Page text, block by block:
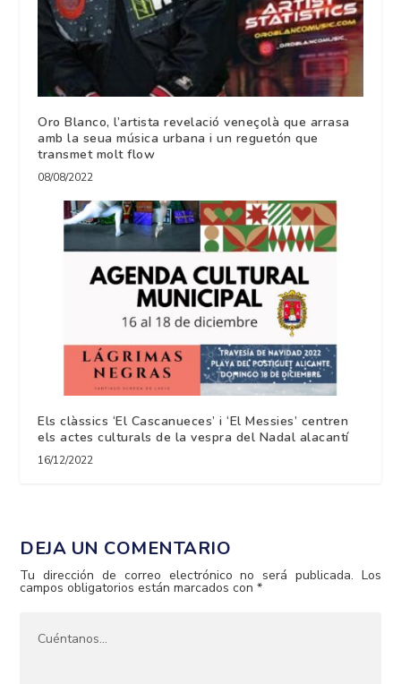
Oro Blanco, l’artista revelació veneçolà que arrasa
amb la seua música urbana i un reguetón que
transmet molt flow
08/08/2022
Els clàssics ‘El Cascanueces’ i ‘El Messies’ centren
els actes culturals de la vespra del Nadal alacantí
16/12/2022
DEJA UN COMENTARIO
Tu dirección de correo electrónico no será publicada. Los
campos obligatorios están marcados con*